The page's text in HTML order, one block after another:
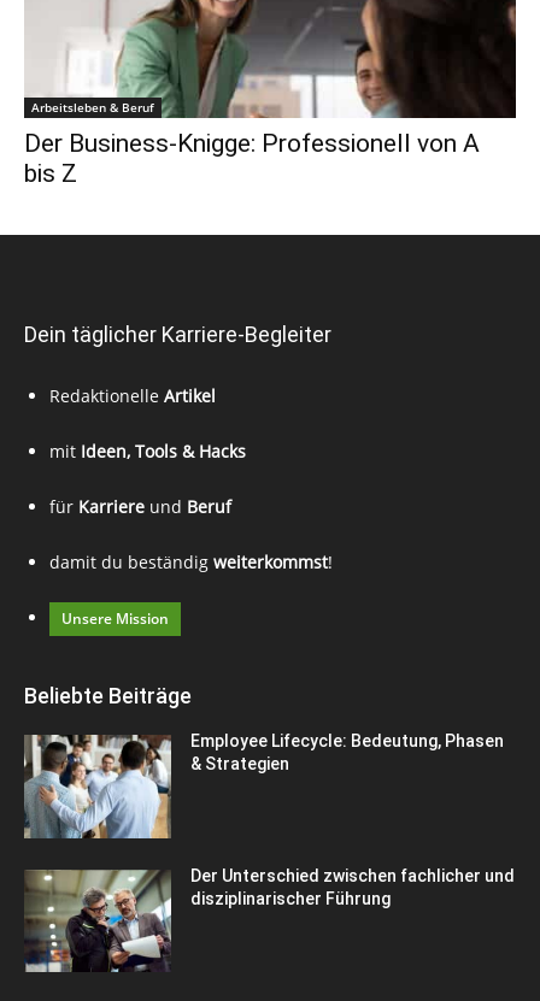
Arbeitsleben & Beruf
Der Business-Knigge: Professionell von A
bis Z
Dein täglicher Karriere-Begleiter
Redaktionelle Artikel
mit Ideen, Tools & Hacks
für Karriere und Beruf
damit du beständig weiterkommst!
Unsere Mission
Beliebte Beiträge
Employee Lifecycle: Bedeutung, Phasen
& Strategien
Der Unterschied zwischen fachlicher und
disziplinarischer Führung